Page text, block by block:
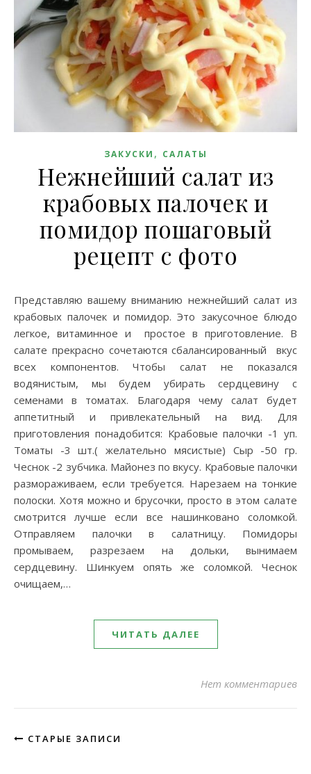
ЗАКУСКИ , САЛАТЫ
Нежнейший салат из
крабовых палочек и
помидор пошаговый
рецепт с фото
Представляю вашему вниманию нежнейший салат из
крабовых палочек и помидор. Это закусочное блюдо
легкое, витаминное и простое в приготовление. В
салате прекрасно сочетаются сбалансированный вкус
всех компонентов. Чтобы салат не показался
водянистым, мы будем убирать сердцевину с
семенами в томатах. Благодаря чему салат будет
аппетитный и привлекательный на вид. Для
приготовления понадобится: Крабовые палочки -1 уп.
Томаты -3 шт.( желательно мясистые) Сыр -50 гр.
Чеснок -2 зубчика. Майонез по вкусу. Крабовые палочки
размораживаем, если требуется. Нарезаем на тонкие
полоски. Хотя можно и брусочки, просто в этом салате
смотрится лучше если все нашинковано соломкой.
Отправляем палочки в салатницу. Помидоры
промываем, разрезаем на дольки, вынимаем
сердцевину. Шинкуем опять же соломкой. Чеснок
очищаем,…
ЧИТАТЬ ДАЛЕЕ
Нет комментариев
СТАРЫЕ ЗАПИСИ